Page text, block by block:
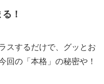
！
スするだけで、グッとお
回の「本格」の秘密や！